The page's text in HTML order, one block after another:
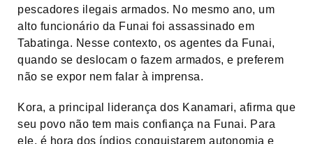
pescadores ilegais armados. No mesmo ano, um
alto funcionário da Funai foi assassinado em
Tabatinga. Nesse contexto, os agentes da Funai,
quando se deslocam o fazem armados, e preferem
não se expor nem falar à imprensa.
Kora, a principal liderança dos Kanamari, afirma que
seu povo não tem mais confiança na Funai. Para
ele, é hora dos índios conquistarem autonomia e